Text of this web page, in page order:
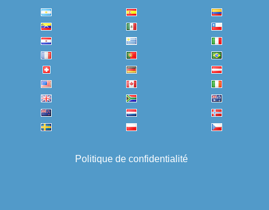
Politique de confidentialité